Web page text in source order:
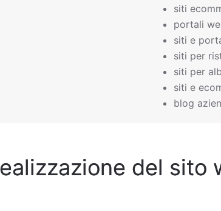
siti
portali
siti e
siti per
siti per
siti e
blog
del sito